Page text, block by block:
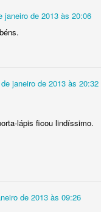
janeiro de 2013 às 20:06
janeiro de 2013 às 20:32
lápis ficou lindíssimo.
de 2013 às 09:26
Marcadores: Faça Fácil